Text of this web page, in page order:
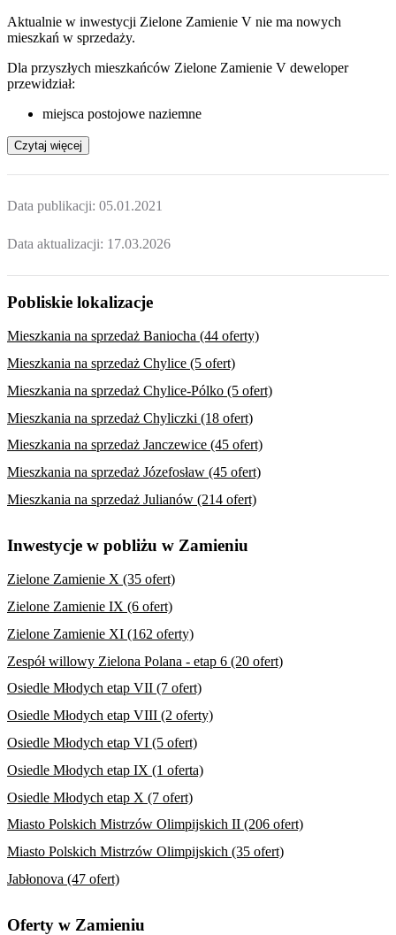
Aktualnie w inwestycji Zielone Zamienie V nie ma nowych
mieszkań w sprzedaży.
Dla przyszłych mieszkańców Zielone Zamienie V deweloper
przewidział:
miejsca postojowe naziemne
Czytaj więcej
Data publikacji: 05.01.2021
Data aktualizacji: 17.03.2026
Pobliskie lokalizacje
Mieszkania na sprzedaż Baniocha (44 oferty)
Mieszkania na sprzedaż Chylice (5 ofert)
Mieszkania na sprzedaż Chylice-Pólko (5 ofert)
Mieszkania na sprzedaż Chyliczki (18 ofert)
Mieszkania na sprzedaż Janczewice (45 ofert)
Mieszkania na sprzedaż Józefosław (45 ofert)
Mieszkania na sprzedaż Julianów (214 ofert)
Inwestycje w pobliżu w Zamieniu
Zielone Zamienie X (35 ofert)
Zielone Zamienie IX (6 ofert)
Zielone Zamienie XI (162 oferty)
Zespół willowy Zielona Polana - etap 6 (20 ofert)
Osiedle Młodych etap VII (7 ofert)
Osiedle Młodych etap VIII (2 oferty)
Osiedle Młodych etap VI (5 ofert)
Osiedle Młodych etap IX (1 oferta)
Osiedle Młodych etap X (7 ofert)
Miasto Polskich Mistrzów Olimpijskich II (206 ofert)
Miasto Polskich Mistrzów Olimpijskich (35 ofert)
Jabłonova (47 ofert)
Oferty w Zamieniu